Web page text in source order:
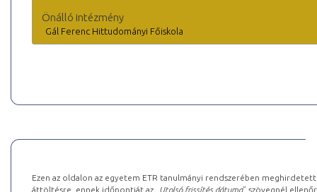
Önálló intézmény
Gál Ferenc Hittudományi Főiskola
Ezen az oldalon az egyetem ETR tanulmányi rendszerében
áttöltésre, ennek időpontját az „ Utolsó frissítés dátuma” szövegnél